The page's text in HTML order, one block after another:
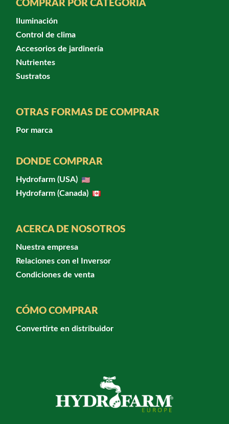
COMPRAR POR CATEGORÍA
Iluminación
Control de clima
Accesorios de jardinería
Nutrientes
Sustratos
OTRAS FORMAS DE COMPRAR
Por marca
DONDE COMPRAR
Hydrofarm (USA)
Hydrofarm (Canada)
ACERCA DE NOSOTROS
Nuestra empresa
Relaciones con el Inversor
Condiciones de venta
CÓMO COMPRAR
Convertirte en distribuidor